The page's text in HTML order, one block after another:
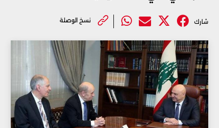
شارك نسخ الوصلة